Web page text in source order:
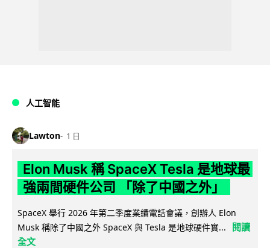
人工智能
Lawton 1 日
Elon Musk 稱 SpaceX Tesla 是地球最
強兩間硬件公司 「除了中國之外」
SpaceX 舉行 2026 年第二季度業績電話會議，創辦人 Elon
Musk 稱除了中國之外 SpaceX 與 Tesla 是地球硬件實...
閱讀
全文